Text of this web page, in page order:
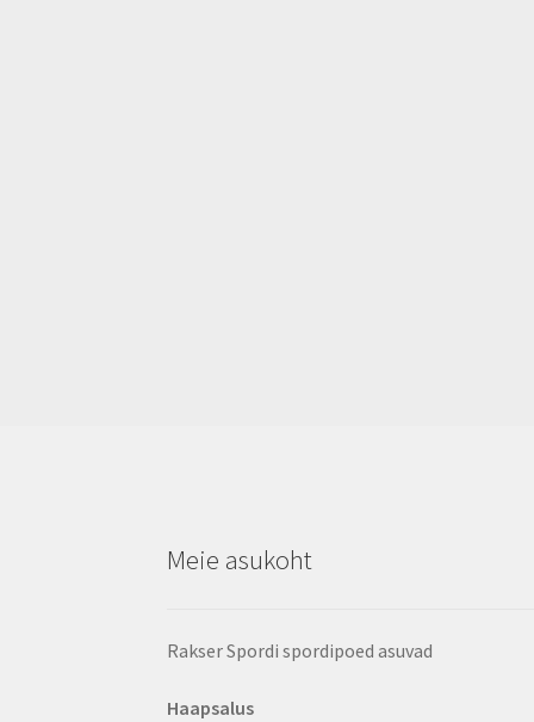
Meie asukoht
Rakser Spordi spordipoed asuvad
Haapsalus